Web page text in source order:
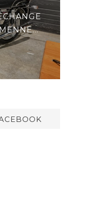
NOUVELLES DU
GENERAL